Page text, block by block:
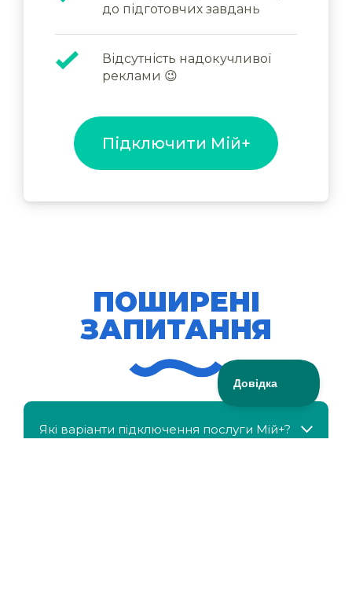
до підготовчих завдань
Відсутність надокучливої
реклами 😉
Підключити Мій+
ПОШИРЕНІ
ЗАПИТАННЯ
Які варіанти підключення послуги Мій+?